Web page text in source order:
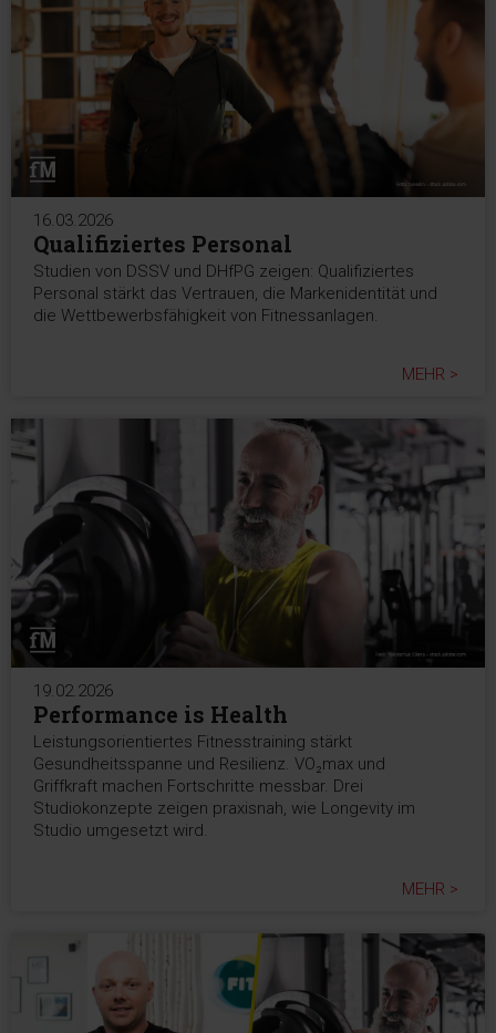
16.03.2026
Qualifiziertes Personal
Studien von DSSV und DHfPG zeigen: Qualifiziertes
Personal stärkt das Vertrauen, die Markenidentität und
die Wettbewerbsfähigkeit von Fitnessanlagen.
MEHR >
19.02.2026
Performance is Health
Leistungsorientiertes Fitnesstraining stärkt
Gesundheitsspanne und Resilienz. VO₂max und
Griffkraft machen Fortschritte messbar. Drei
Studiokonzepte zeigen praxisnah, wie Longevity im
Studio umgesetzt wird.
MEHR >